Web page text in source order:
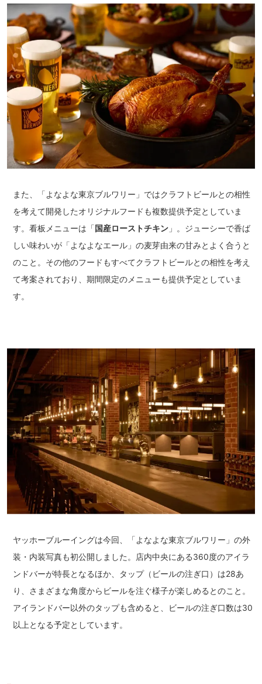
また、「よなよな東京ブルワリー」ではクラフトビールとの相性
を考えて開発したオリジナルフードも複数提供予定としていま
す。看板メニューは「 国産ローストチキン 」。ジューシーで香ば
しい味わいが「よなよなエール」の麦芽由来の甘みとよく合うと
のこと。その他のフードもすべてクラフトビールとの相性を考え
て考案されており、期間限定のメニューも提供予定としていま
す。
ヤッホーブルーイングは今回、「よなよな東京ブルワリー」の外
装・内装写真も初公開しました。店内中央にある360度のアイラ
ンドバーが特長となるほか、タップ（ビールの注ぎ口）は28あ
り、さまざまな角度からビールを注ぐ様子が楽しめるとのこと。
アイランドバー以外のタップも含めると、ビールの注ぎ口数は30
以上となる予定としています。